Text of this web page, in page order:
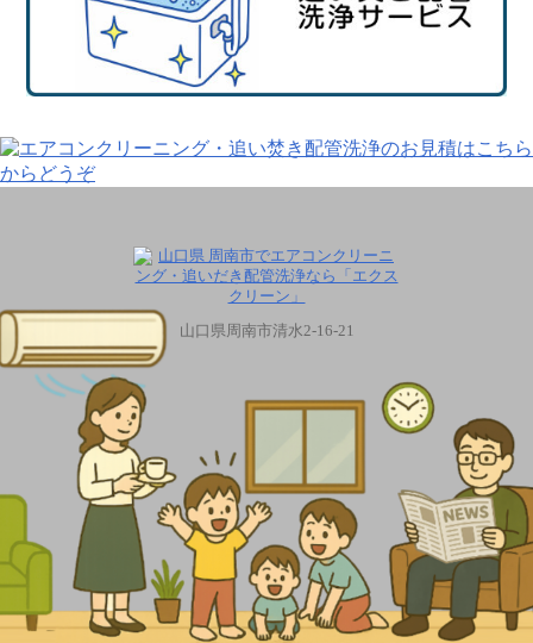
山口県周南市清水2-16-21